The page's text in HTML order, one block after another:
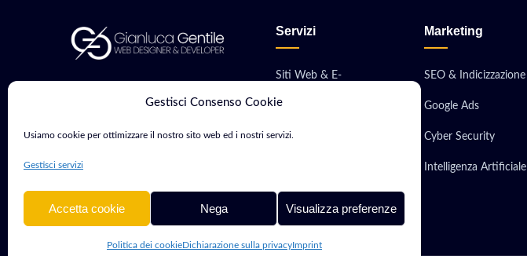
Gestisci Consenso Cookie
Usiamo cookie per ottimizzare il nostro sito web ed i nostri servizi.
Gestisci servizi
Accetta cookie Nega Visualizza preferenze
Politica dei cookieDichiarazione sulla privacyImprint
Sviluppatore con oltre 15 anni di
mondo digitale.
Servizi
Siti Web & E-
Marketing
SEO & Indicizzazione
Google Ads
Cyber Security
Intelligenza Artificiale